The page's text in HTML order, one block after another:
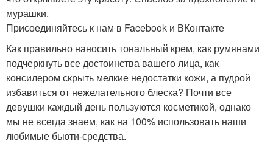
мурашки.
Присоединяйтесь к нам в Facebook и ВКонтакте
Как правильно наносить тональный крем, как румянами
подчеркнуть все достоинства вашего лица, как
консилером скрыть мелкие недостатки кожи, а пудрой
избавиться от нежелательного блеска? Почти все
девушки каждый день пользуются косметикой, однако
мы не всегда знаем, как на 100% использовать наши
любимые бьюти-средства.